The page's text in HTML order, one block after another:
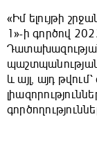
«Իմ ելույթի
1»-ի գործով
և այլ, այդ